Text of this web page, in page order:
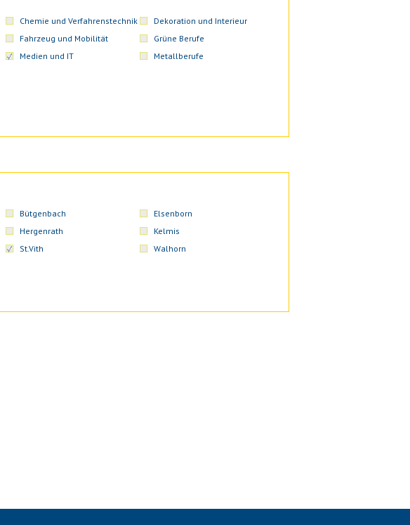
Chemie und Verfahrenstechnik
Dekoration und Interieur
Fahrzeug und Mobilität
Grüne Berufe
Medien und IT
Metallberufe
Bütgenbach
Elsenborn
Hergenrath
Kelmis
St.Vith Walhorn